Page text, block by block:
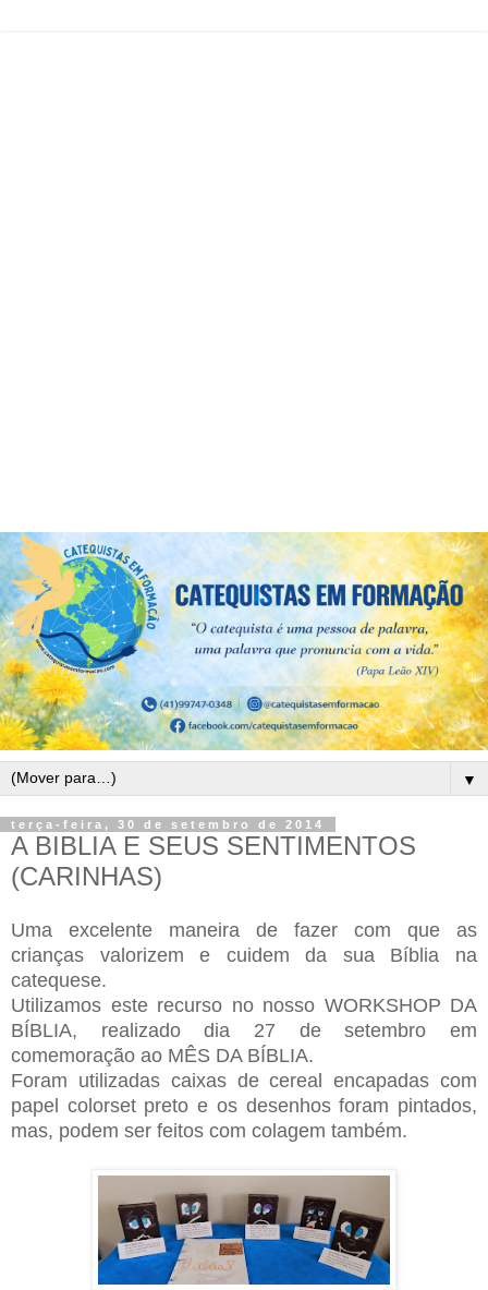
▼
terça-feira, 30 de setembro de 2014
A BIBLIA E SEUS SENTIMENTOS
(CARINHAS)
Uma excelente maneira de fazer com que as
crianças valorizem e cuidem da sua Bíblia na
catequese.
Utilizamos este recurso no nosso WORKSHOP DA
BÍBLIA, realizado dia 27 de setembro em
comemoração ao MÊS DA BÍBLIA.
Foram utilizadas caixas de cereal encapadas com
papel colorset preto e os desenhos foram pintados,
mas, podem ser feitos com colagem também.